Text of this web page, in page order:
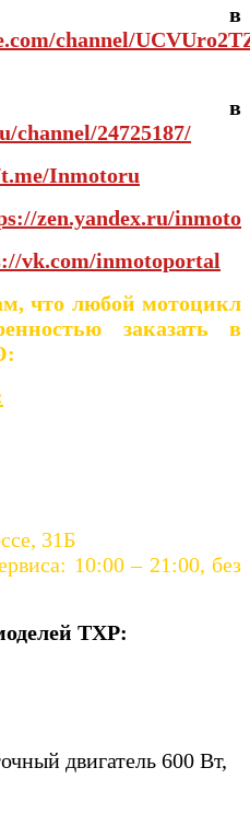
в
channel/
в
channel/24725187/
Inmotoru
zen.yandex.ru/inmoto
vk.com/inmotoportal
что любой мотоцикл
заказать в
31Б
10:00 – 21:00, без
TXP:
двигатель 600 Вт,